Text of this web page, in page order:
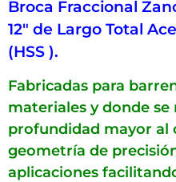
Broca Fraccional
12″ de Largo Total
(HSS ).
Fabricadas para
materiales y donde se
profundidad mayor al
geometría de
aplicaciones